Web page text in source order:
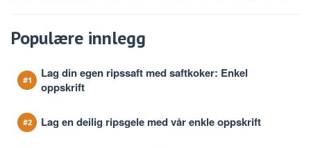
Populære innlegg
Lag din egen ripssaft med saftkoker: Enkel
oppskrift
Lag en deilig ripsgele med vår enkle oppskrift